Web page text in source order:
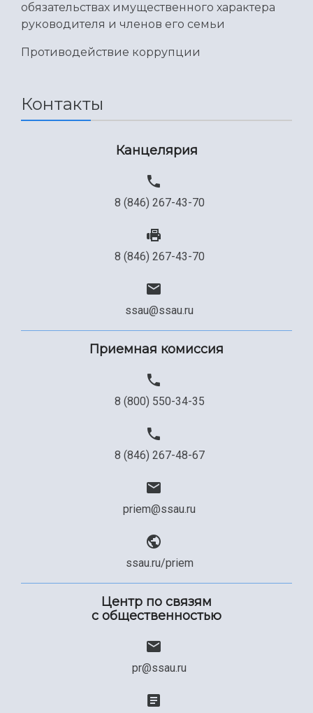
обязательствах имущественного характера
руководителя и членов его семьи
Противодействие коррупции
Контакты
Канцелярия
8 (846) 267-43-70
8 (846) 267-43-70
ssau@ssau.ru
Приемная комиссия
8 (800) 550-34-35
8 (846) 267-48-67
priem@ssau.ru
ssau.ru/priem
Центр по связям
с общественностью
pr@ssau.ru